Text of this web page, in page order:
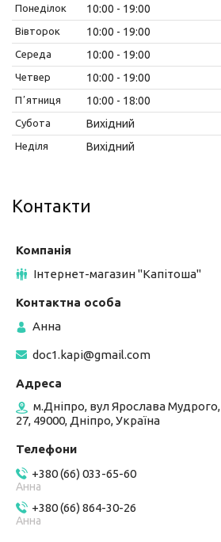
Понеділок 10:00 19:00
Вівторок 10:00 19:00
Середа 10:00 19:00
Четвер 10:00 19:00
Пʼятниця 10:00 18:00
Субота Вихідний
Неділя Вихідний
Контакти
Інтернет-магазин "Капітоша"
Анна
doc1.kapi@gmail.com
м.Дніпро, вул Ярослава Мудрого,
27, 49000, Дніпро, Україна
+380 (66) 033-65-60
Анна
+380 (66) 864-30-26
Анна